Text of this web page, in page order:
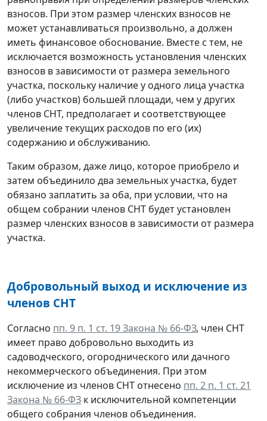
взносов. При этом размер членских взносов не
может устанавливаться произвольно, а должен
иметь финансовое обоснование. Вместе с тем, не
исключается возможность установления членских
взносов в зависимости от размера земельного
участка, поскольку наличие у одного лица участка
(либо участков) большей площади, чем у других
членов СНТ, предполагает и соответствующее
увеличение текущих расходов по его (их)
содержанию и обслуживанию.
Таким образом, даже лицо, которое приобрело и
затем объединило два земельных участка, будет
обязано заплатить за оба, при условии, что на
общем собрании членов СНТ будет установлен
размер членских взносов в зависимости от размера
участка.
Добровольный выход и исключение из
членов СНТ
Согласно пп. 9 п. 1 ст. 19 Закона № 66-ФЗ, член СНТ
имеет право добровольно выходить из
садоводческого, огороднического или дачного
некоммерческого объединения. При этом
исключение из членов СНТ отнесено пп. 2 п. 1 ст. 21
Закона № 66-ФЗ к исключительной компетенции
общего собрания членов объединения.